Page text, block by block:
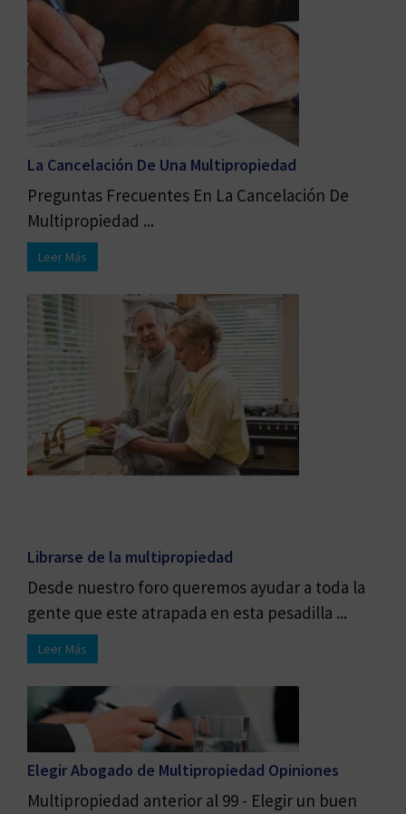
La Cancelación De Una Multipropiedad
Preguntas Frecuentes En La Cancelación De
Multipropiedad ...
Leer Más
Librarse de la multipropiedad
Desde nuestro foro queremos ayudar a toda la
gente que este atrapada en esta pesadilla ...
Leer Más
Elegir Abogado de Multipropiedad Opiniones
Multipropiedad anterior al 99 - Elegir un buen